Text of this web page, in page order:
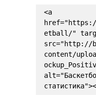
<a
etball/"
src="http://
content/